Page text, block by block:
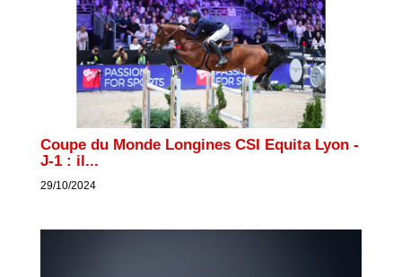
Coupe du Monde Longines CSI Equita Lyon -
J-1 : il...
29/10/2024